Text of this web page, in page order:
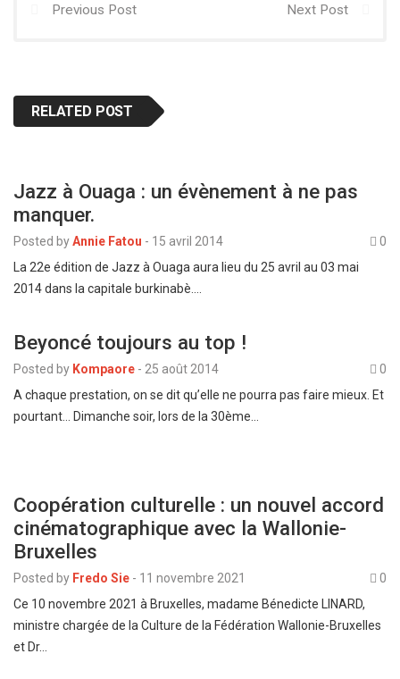
Previous Post Next Post
RELATED POST
Jazz à Ouaga : un évènement à ne pas
manquer.
Posted byAnnie Fatou - 15 avril 2014
0
La 22e édition de Jazz à Ouaga aura lieu du 25 avril au 03 mai
2014 dans la capitale burkinabè.…
Beyoncé toujours au top !
Posted by Kompaore - 25 août 2014
0
A chaque prestation, on se dit qu’elle ne pourra pas faire mieux. Et
pourtant… Dimanche soir, lors de la 30ème…
Coopération culturelle : un nouvel accord
cinématographique avec la Wallonie-
Bruxelles
Posted by Fredo Sie - 11 novembre 2021
0
Ce 10 novembre 2021 à Bruxelles, madame Bénedicte LINARD,
ministre chargée de la Culture de la Fédération Wallonie-Bruxelles
et Dr…